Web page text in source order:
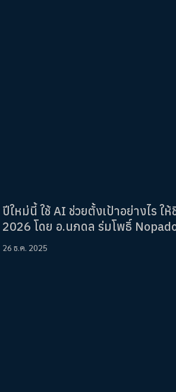
ปีใหม่นี้ ใช้ AI ช่วยตั้งเป้าอย่างไร ใ
2026 โดย อ.นภดล ร่มโพธิ์
26 ธ.ค. 2025